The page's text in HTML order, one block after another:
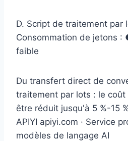
D. Script de traitement par
Consommation de
faible
Du transfert direct de
traitement par lots : le
être réduit jusqu'à 5 %-15
APIYI apiyi.com · Service
modèles de langage AI